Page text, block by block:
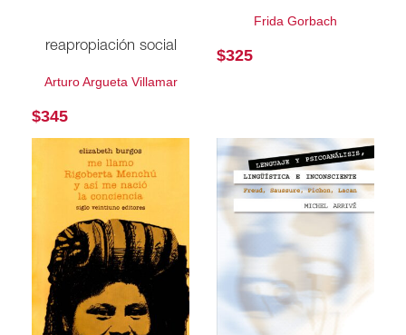
reapropiación social
Arturo Argueta Villamar
$345
Frida Gorbach
$325